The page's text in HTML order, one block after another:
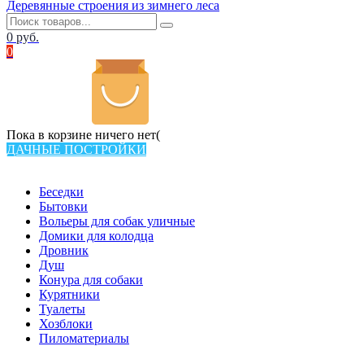
Деревянные строения из зимнего леса
0 руб.
0
Пока в корзине ничего нет(
ДАЧНЫЕ ПОСТРОЙКИ
Беседки
Бытовки
Вольеры для собак уличные
Домики для колодца
Дровник
Душ
Конура для собаки
Курятники
Туалеты
Хозблоки
Пиломатериалы